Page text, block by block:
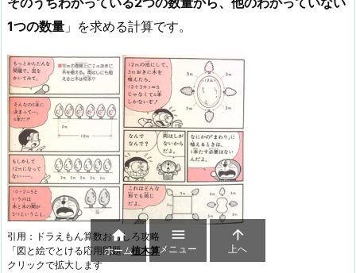
1つの数量 」を求める計算です。
引用：ドラえもん算数おもしろ攻略
「図と絵でとける応用問題」植木算
クリックで拡大します

ホーム

メニュー

上へ